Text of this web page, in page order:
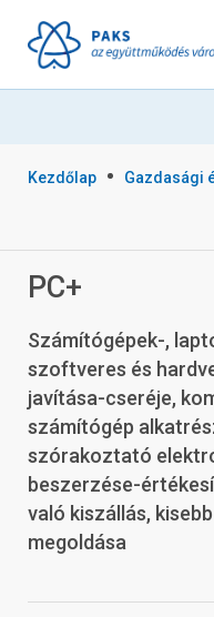
Kezdőlap Gazdasági
PC+
Számítógépek-,
szoftveres és
javítása-cseréje,
számítógép
szórakoztató
beszerzése-
való kiszállás,
megoldása